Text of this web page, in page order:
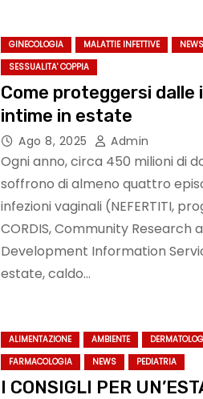
GINECOLOGIA MALATTIE INFETTIVE
NEWS
SESSUALITA' COPPIA
Come proteggersi dalle
intime in estate
Ago 8, 2025 Admin
Ogni anno, circa 450 milioni di
soffrono di almeno quattro
infezioni vaginali (NEFERTITI,
CORDIS, Community Research
Development Information
estate, caldo…
ALIMENTAZIONE AMBIENTE
FARMACOLOGIA
NEWS PEDIATRIA
I CONSIGLI PER